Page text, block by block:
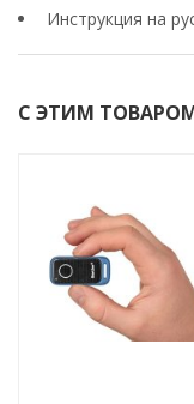
Инструкция на
С ЭТИМ